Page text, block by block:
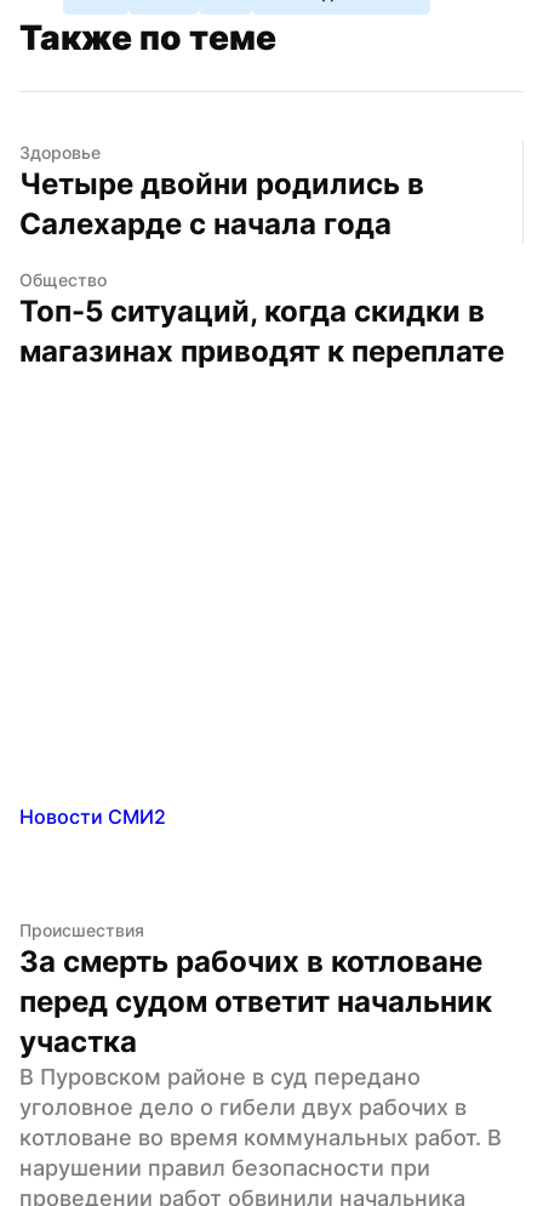
Также по теме
Здоровье
Четыре двойни родились в
Салехарде с начала года
Общество
Топ-5 ситуаций, когда скидки в
магазинах приводят к переплате
Новости СМИ2
Происшествия
За смерть рабочих в котловане
перед судом ответит начальник
участка
В Пуровском районе в суд передано
уголовное дело о гибели двух рабочих в
котловане во время коммунальных работ. В
нарушении правил безопасности при
проведении работ обвинили начальника